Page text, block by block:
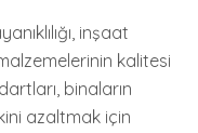
inşaat
kalitesi
binaların
azaltmak için